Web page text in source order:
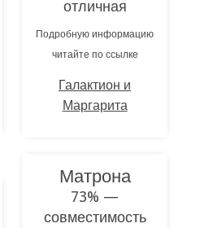
отличная
Подробную информацию
читайте по ссылке
Галактион и
Маргарита
Матрона
73% —
совместимость